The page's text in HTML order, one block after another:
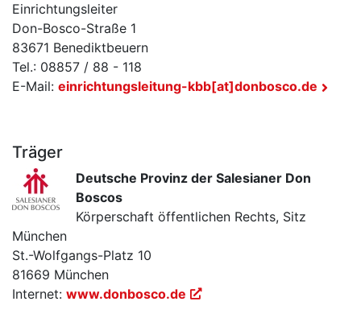
Einrichtungsleiter
Don-Bosco-Straße 1
83671 Benediktbeuern
Tel.: 08857 / 88 - 118
E-Mail: einrichtungsleitung-kbb[at]donbosco.de
Träger
Deutsche Provinz der Salesianer Don
Boscos
Körperschaft öffentlichen Rechts, Sitz
München
St.-Wolfgangs-Platz 10
81669 München
Internet: www.donbosco.de